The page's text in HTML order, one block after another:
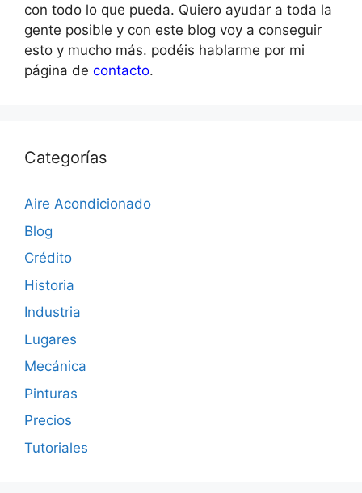
con todo lo que pueda. Quiero ayudar a toda la
gente posible y con este blog voy a conseguir
esto y mucho más. podéis hablarme por mi
página de contacto.
Categorías
Aire Acondicionado
Blog
Crédito
Historia
Industria
Lugares
Mecánica
Pinturas
Precios
Tutoriales